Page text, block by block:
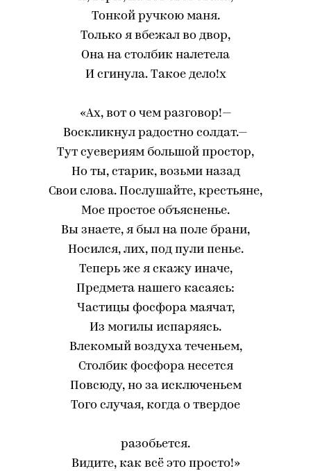
Тонкой ручкою маня.
Только я вбежал во двор,
Она на столбик налетела
И сгинула. Такое дело!х
«Ах, вот о чем разговор!—
Воскликнул радостно солдат.—
Тут суевериям большой простор,
Но ты, старик, возьми назад
Свои слова. Послушайте, крестьяне,
Мое простое объясненье.
Вы знаете, я был на поле брани,
Носился, лих, под пули пенье.
Теперь же я скажу иначе,
Предмета нашего касаясь:
Частицы фосфора маячат,
Из могилы испаряясь.
Влекомый воздуха теченьем,
Столбик фосфора несется
Повсюду, но за исключеньем
Того случая, когда о твердое
разобьется.
Видите, как всё это просто!»